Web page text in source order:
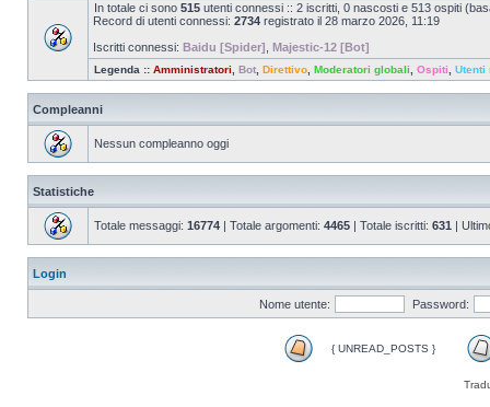
In totale ci sono 515 utenti connessi :: 2 iscritti, 0 nascosti e 513 ospiti
Record di utenti connessi: 2734 registrato il 28 marzo 2026, 11:19
Iscritti connessi: Baidu [Spider] Majestic-12 [Bot]
Legenda :: Amministratori Bot Direttivo Moderatori globali Ospiti Utenti
Compleanni
Nessun compleanno oggi
Statistiche
Totale messaggi: 16774 | Totale argomenti: 4465 | Totale iscritti: 631 |
Login
Nome utente: Password:
{ UNREAD_POSTS }